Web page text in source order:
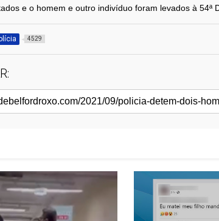
e o homem e outro indivíduo foram levados à 54ª
4529